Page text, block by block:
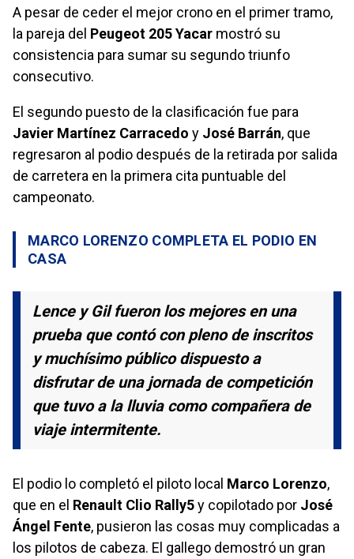
A pesar de ceder el mejor crono en el primer tramo,
la pareja del Peugeot 205 Yacar mostró su
consistencia para sumar su segundo triunfo
consecutivo.
El segundo puesto de la clasificación fue para
Javier Martínez Carracedo y José Barrán, que
regresaron al podio después de la retirada por salida
de carretera en la primera cita puntuable del
campeonato.
MARCO LORENZO COMPLETA EL PODIO EN
CASA
Lence y Gil fueron los mejores en una
prueba que contó con pleno de inscritos
y muchísimo público dispuesto a
disfrutar de una jornada de competición
que tuvo a la lluvia como compañera de
viaje intermitente.
El podio lo completó el piloto local Marco Lorenzo,
que en el Renault Clio Rally5y copilotado por José
Ángel Fente, pusieron las cosas muy complicadas a
los pilotos de cabeza. El gallego demostró un gran